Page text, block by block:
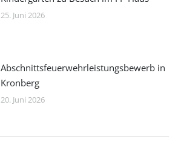
25. Juni 2026
Abschnittsfeuerwehrleistungsbewerb in
Kronberg
20. Juni 2026